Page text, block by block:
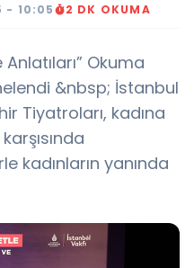
- 10:05 2 DK OKUMA
Okuma
&nbsp; İstanbul
Tiyatroları, kadına
kadınların yanında